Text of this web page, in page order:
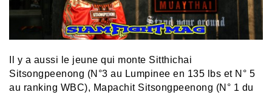
Il y a aussi le jeune qui monte Sitthichai
Sitsongpeenong (N°3 au Lumpinee en 135 lbs et N° 5
au ranking WBC), Mapachit Sitsongpeenong (N° 1 du